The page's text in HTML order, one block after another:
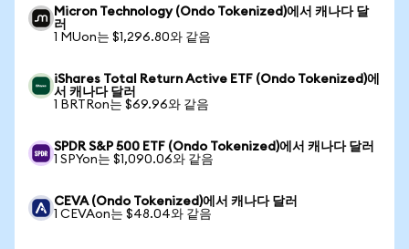
Micron Technology (Ondo Tokenized)에서 캐나다 달
러
1 MUon는 $1,296.80와 같음
iShares Total Return Active ETF (Ondo Tokenized)에
서 캐나다 달러
1 BRTRon는 $69.96와 같음
SPDR S&P 500 ETF (Ondo Tokenized)에서 캐나다 달러
1 SPYon는 $1,090.06와 같음
CEVA (Ondo Tokenized)에서 캐나다 달러
1 CEVAon는 $48.04와 같음